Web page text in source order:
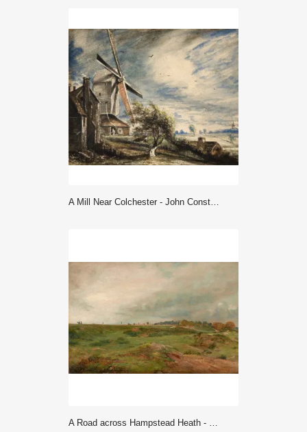
A Mill Near Colchester - John Constable
A Road across Hampstead Heath - John Constable